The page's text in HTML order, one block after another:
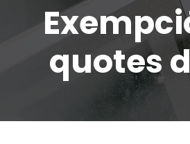
quotes